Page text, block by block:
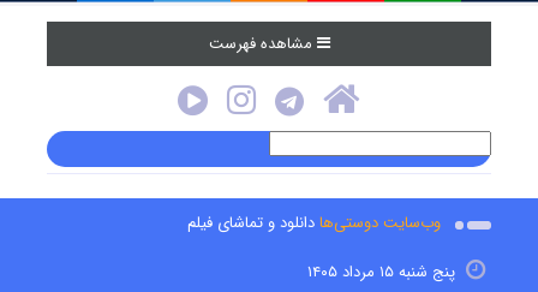
مشاهده فهرست
وب‌سایت دوستی‌هادانلود و تماشای فیلم
پنج شنبه ۱۵ مرداد ۱۴۰۵